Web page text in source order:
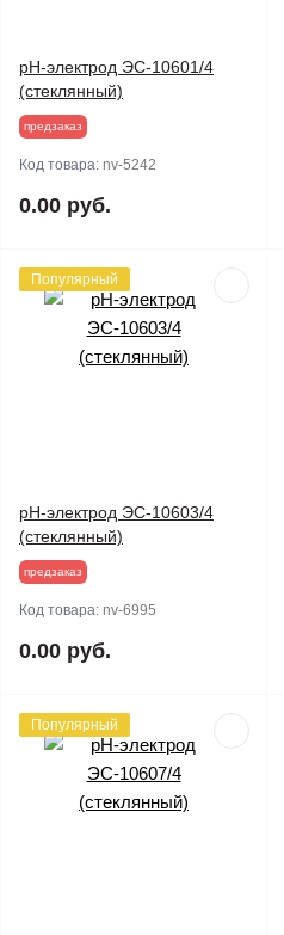
pH-электрод ЭС-10601/4
(стеклянный)
предзаказ
Код товара: nv-5242
0.00 руб.
Популярный
pH-электрод ЭС-10603/4
(стеклянный)
предзаказ
Код товара: nv-6995
0.00 руб.
Популярный